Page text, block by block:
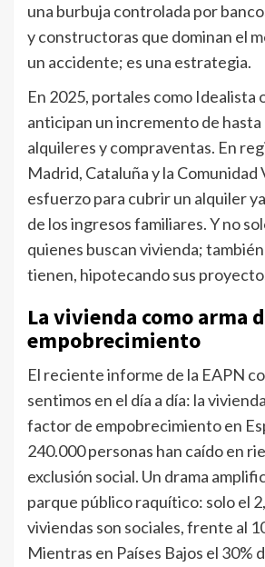
una burbuja controlada por
y constructoras que dominan el
un accidente; es una estrategia.
En 2025, portales como Idealista
anticipan un incremento de hasta
alquileres y compraventas. En
Madrid, Cataluña y la Comunidad
esfuerzo para cubrir un alquiler
de los ingresos familiares. Y no
quienes buscan vivienda; también
tienen, hipotecando sus
La vivienda como arma
empobrecimiento
El reciente informe de la EAPN
sentimos en el día a día: la
factor de empobrecimiento en
240.000 personas han caído en
exclusión social. Un drama
parque público raquítico: solo el
viviendas son sociales, frente al
Mientras en Países Bajos el 30%